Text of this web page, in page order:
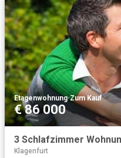
Etagenwohnung·Zum Kauf
€ 86 000
Klagenfurt